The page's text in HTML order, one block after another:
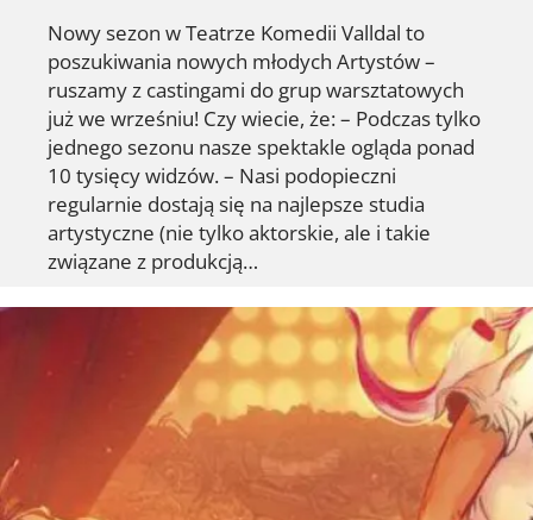
Nowy sezon w Teatrze Komedii Valldal to
poszukiwania nowych młodych Artystów –
ruszamy z castingami do grup warsztatowych
już we wrześniu! Czy wiecie, że: – Podczas tylko
jednego sezonu nasze spektakle ogląda ponad
10 tysięcy widzów. – Nasi podopieczni
regularnie dostają się na najlepsze studia
artystyczne (nie tylko aktorskie, ale i takie
związane z produkcją…